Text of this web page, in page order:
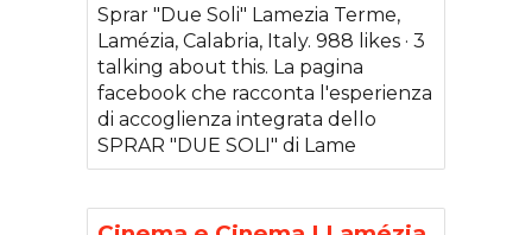
Sprar "Due Soli" Lamezia Terme,
Lamézia, Calabria, Italy. 988 likes · 3
talking about this. La pagina
facebook che racconta l'esperienza
di accoglienza integrata dello
SPRAR "DUE SOLI" di Lame